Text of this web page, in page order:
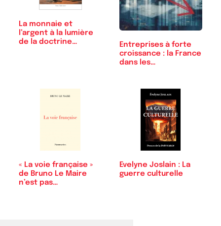
La monnaie et
l’argent à la lumière
de la doctrine…
Entreprises à forte
croissance : la France
dans les…
« La voie française »
de Bruno Le Maire
n’est pas…
Evelyne Joslain : La
guerre culturelle